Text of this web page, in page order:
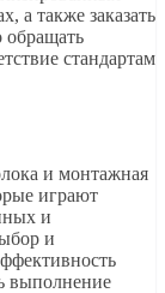
а также заказать
обращать
стандартам
и монтажная
играют
и
и
выполнение